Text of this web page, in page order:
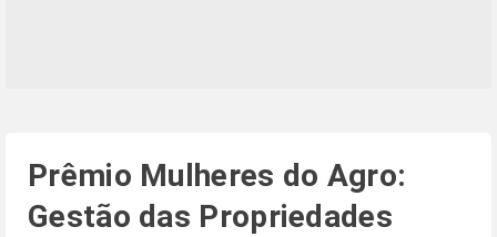
Prêmio Mulheres do Agro:
Gestão das Propriedades